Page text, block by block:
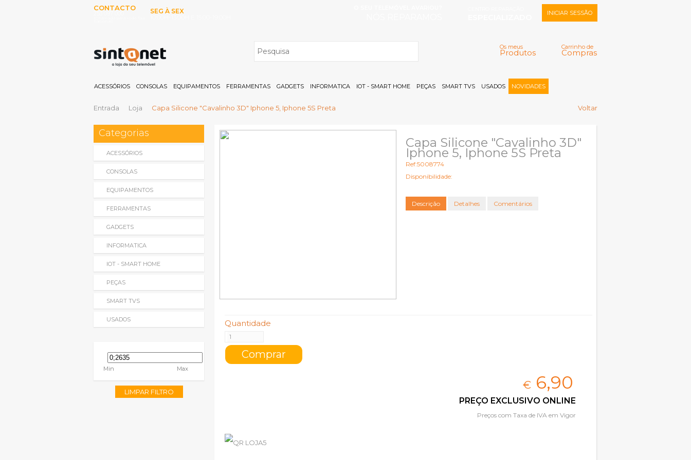
CONTACTO
SEG À SEX
Carrinho de
Compras
Os meus
Produtos
INICIAR SESSÃO
Memorizar
Registar |
ACESSÓRIOS CONSOLAS EQUIPAMENTOS FERRAMENTAS GADGETS INFORMATICA IOT - SMART HOME PEÇAS SMART TVS USADOS NOVIDADES
Entrada Loja Capa Silicone "Cavalinho 3D" Iphone 5, Iphone 5S Preta Voltar
Categorias
ACESSÓRIOS
CONSOLAS
EQUIPAMENTOS
FERRAMENTAS
GADGETS
INFORMATICA
IOT - SMART HOME
PEÇAS
SMART TVS
USADOS
Min Max
LIMPAR FILTRO
Capa Silicone "Cavalinho 3D"
Iphone 5, Iphone 5S Preta
Ref:5008774
Disponibilidade:
Descrição Detalhes Comentários
Quantidade
€ 6,90
PREÇO EXCLUSIVO ONLINE
Preços com Taxa de IVA em Vigor